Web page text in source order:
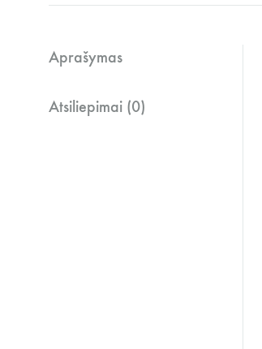
Aprašymas
Atsiliepimai (0)